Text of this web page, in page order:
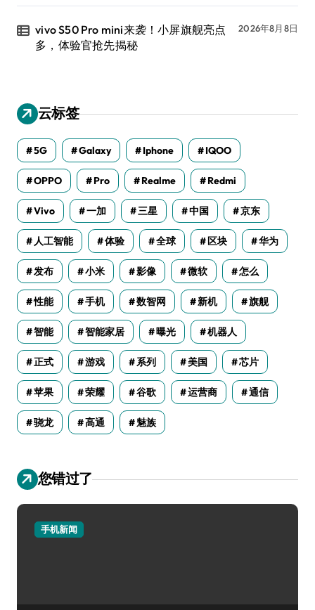
vivo S50 Pro mini来袭！小屏旗舰亮点
多，体验官抢先揭秘
2026年8月8日
云标签
5G Galaxy Iphone IQOO
OPPO Pro Realme Redmi
Vivo 一加 三星 中国 京东
人工智能 体验 全球 区块 华为
发布 小米 影像 微软 怎么
性能 手机 数智网 新机 旗舰
智能 智能家居 曝光 机器人
正式 游戏 系列 美国 芯片
苹果 荣耀 谷歌 运营商 通信
骁龙 高通 魅族
您错过了
手机新闻